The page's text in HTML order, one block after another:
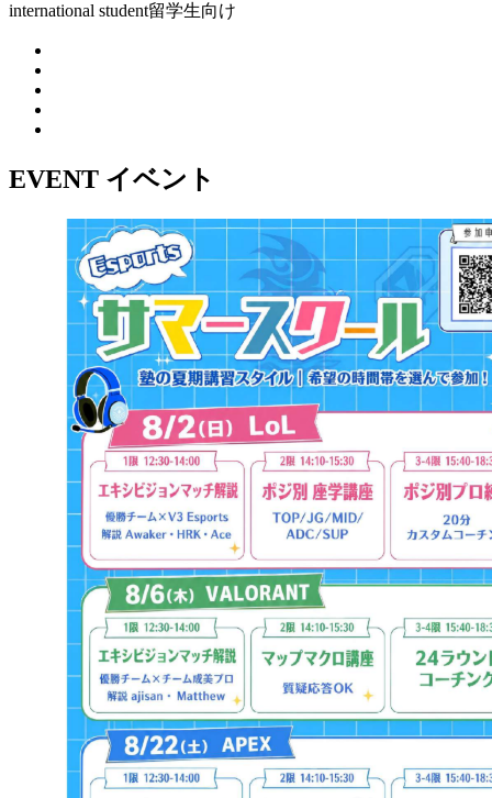
international student留学生向け
EVENT イベント